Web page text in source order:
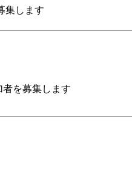
集します
を募集します